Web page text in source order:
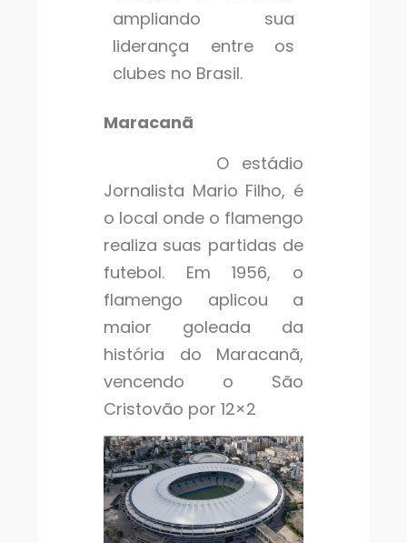
ampliando sua
liderança entre os
clubes no Brasil.
Maracanã
O estádio
Jornalista Mario Filho, é
o local onde o flamengo
realiza suas partidas de
futebol. Em 1956, o
flamengo aplicou a
maior goleada da
história do Maracanã,
vencendo o São
Cristovão por 12×2